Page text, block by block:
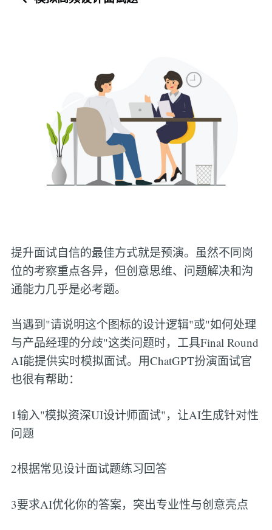
提升面试自信的最佳方式就是预演。虽然不同岗
位的考察重点各异，但创意思维、问题解决和沟
通能力几乎是必考题。
当遇到"请说明这个图标的设计逻辑"或"如何处理
与产品经理的分歧"这类问题时，工具Final Round
AI能提供实时模拟面试。用ChatGPT扮演面试官
也很有帮助：
1输入"模拟资深UI设计师面试"，让AI生成针对性
问题
2根据常见设计面试题练习回答
3要求AI优化你的答案，突出专业性与创意亮点